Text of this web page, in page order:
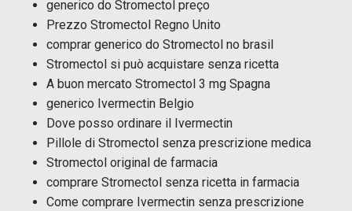
generico do Stromectol preço
Prezzo Stromectol Regno Unito
comprar generico do Stromectol no brasil
Stromectol si può acquistare senza ricetta
A buon mercato Stromectol 3 mg Spagna
generico Ivermectin Belgio
Dove posso ordinare il Ivermectin
Pillole di Stromectol senza prescrizione medica
Stromectol original de farmacia
comprare Stromectol senza ricetta in farmacia
Come comprare Ivermectin senza prescrizione